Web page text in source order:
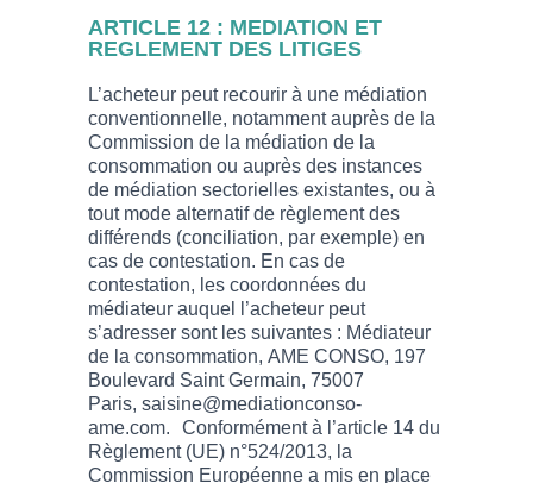
ARTICLE 12 : MEDIATION ET
REGLEMENT DES LITIGES
L’acheteur peut recourir à une médiation
conventionnelle, notamment auprès de la
Commission de la médiation de la
consommation ou auprès des instances
de médiation sectorielles existantes, ou à
tout mode alternatif de règlement des
différends (conciliation, par exemple) en
cas de contestation. En cas de
contestation, les coordonnées du
médiateur auquel l’acheteur peut
s’adresser sont les suivantes : Médiateur
de la consommation, AME CONSO, 197
Boulevard Saint Germain, 75007
Paris, saisine@mediationconso-
ame.com. Conformément à l’article 14 du
Règlement (UE) n°524/2013, la
Commission Européenne a mis en place